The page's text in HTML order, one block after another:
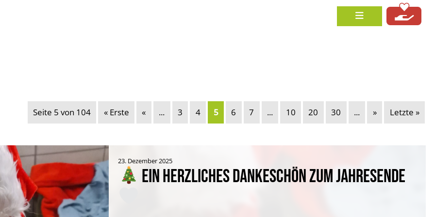
Seite 5 von 104 « Erste « ... 3 4 5 6 7 ... 10 20 30 ... » Letzte »
23. Dezember 2025
EIN HERZLICHES DANKESCHÖN ZUM JAHRESENDE